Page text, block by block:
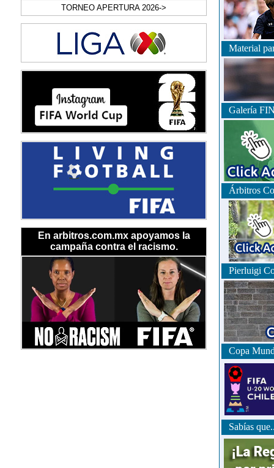
TORNEO APERTURA 2026->
En arbitros.com.mx apoyamos la
campaña contra el racismo.
Material
Galería
Árbitros
Pierluigi
Copa
Sabías